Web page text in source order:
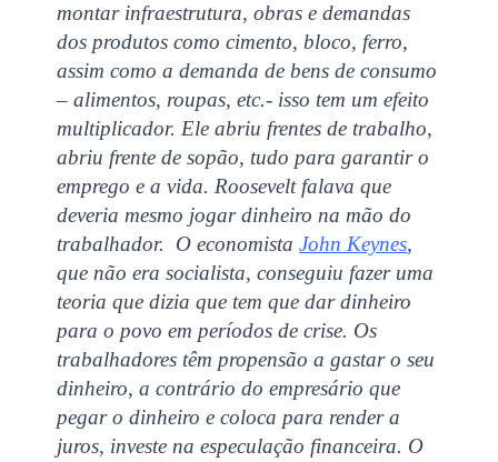
montar infraestrutura, obras e demandas
dos produtos como cimento, bloco, ferro,
assim como a demanda de bens de consumo
– alimentos, roupas, etc.- isso tem um efeito
multiplicador. Ele abriu frentes de trabalho,
abriu frente de sopão, tudo para garantir o
emprego e a vida. Roosevelt falava que
deveria mesmo jogar dinheiro na mão do
trabalhador. O economistaJohn Keynes,
que não era socialista, conseguiu fazer uma
teoria que dizia que tem que dar dinheiro
para o povo em períodos de crise. Os
trabalhadores têm propensão a gastar o seu
dinheiro, a contrário do empresário que
pegar o dinheiro e coloca para render a
juros, investe na especulação financeira. O